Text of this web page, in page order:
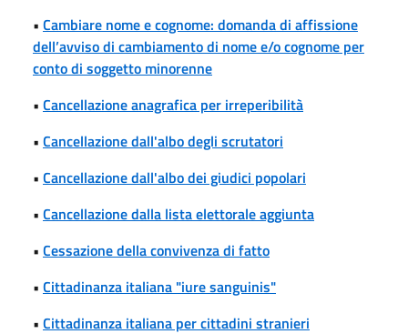
• Cambiare nome e cognome: domanda di affissione
dell’avviso di cambiamento di nome e/o cognome per
conto di soggetto minorenne
• Cancellazione anagrafica per irreperibilità
• Cancellazione dall'albo degli scrutatori
• Cancellazione dall'albo dei giudici popolari
• Cancellazione dalla lista elettorale aggiunta
• Cessazione della convivenza di fatto
• Cittadinanza italiana "iure sanguinis"
• Cittadinanza italiana per cittadini stranieri